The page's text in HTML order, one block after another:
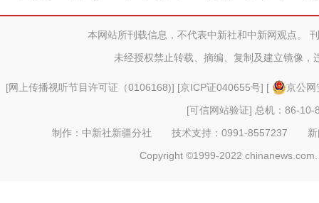
本网站所刊载信息，不代表中新社和中新网观点。
未经授权禁止转载、摘编、复制及建立镜像，
[网上传播视听节目许可证（0106168)] [京ICP证040655号] [
京公
[可信网站验证] 总机：86-10-
制作：中新社新疆分社 技术支持：0991-8557237
Copyright ©1999-2022